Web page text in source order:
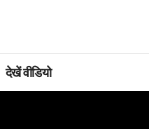
देखें वीडियो